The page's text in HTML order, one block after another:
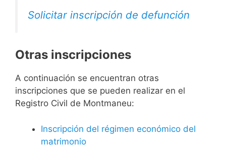
Solicitar inscripción de defunción
Otras inscripciones
A continuación se encuentran otras
inscripciones que se pueden realizar en el
Registro Civil de Montmaneu:
Inscripción del régimen económico del
matrimonio